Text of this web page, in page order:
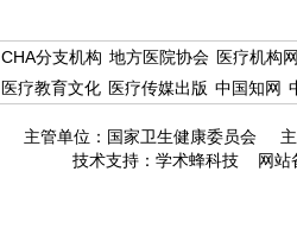
CHA分支机构 地方医院协会 医疗机构
医疗教育文化 医疗传媒出版 中国知网
主管单位：国家卫生健康委员会
技术支持：学术蜂科技 网站